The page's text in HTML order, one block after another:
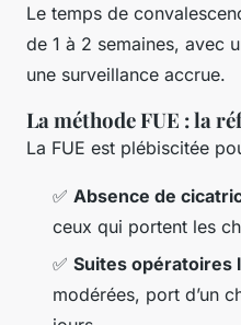
Le temps de
de 1 à 2 semaines, avec
une surveillance accrue.
La méthode FUE : la
La FUE est plébiscitée
✅ Absence de
ceux qui portent les
✅ Suites opératoires
modérées, port d’un